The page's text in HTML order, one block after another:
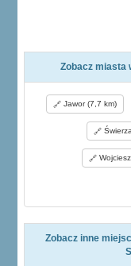
Zobacz miasta
Jawor (7,7 km)
Zobacz inne